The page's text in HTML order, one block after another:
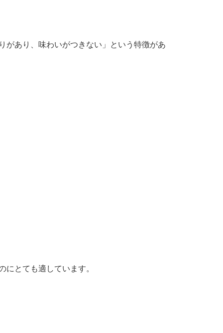
があり、味わいがつきない」という特徴があ
とても適しています。